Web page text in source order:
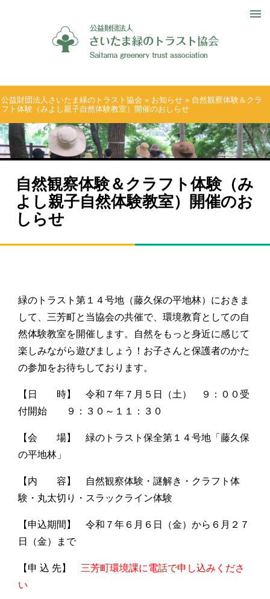
公益財団法人さいたま緑のトラスト協会 » お知らせ » 自然観察体験＆クラ
フト体験（みよし親子自然体験教室）開催のおしらせ
自然観察体験＆クラフト体験（み
よし親子自然体験教室）開催のお
しらせ
緑のトラスト第１４号地（藤久保の平地林）におきま
して、三芳町と当協会の共催で、環境教育としての自
然体験教室を開催します。自然をもっと身近に感じて
楽しみながら遊びましょう！お子さんと保護者のかた
の参加をお待ちしております。
【日 時】 令和７年７月５日（土） ９：００受
付開始 ９：３０～１１：３０
【会 場】 緑のトラスト保全第１４号地「藤久保
の平地林」
【内 容】 自然観察体験・謎解き・クラフト体
験・丸太切り・スラックライン体験
【申込期間】 令和７年６月６日（金）から６月２７
日（金）まで
【申 込 先】 三芳町環境課に電話で申し込みくださ
い